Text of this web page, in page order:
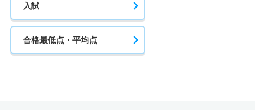
入試
合格最低点・平均点